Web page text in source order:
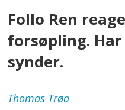
Follo Ren
forsøpling.
synder.
Thomas Trøa